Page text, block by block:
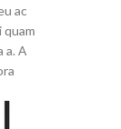
ac
a. A